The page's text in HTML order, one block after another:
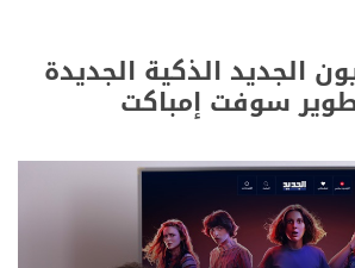
الجديد الذكية الجديدة
سوفت إمباكت